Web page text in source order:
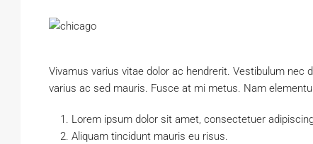
Vivamus varius vitae dolor ac hendrerit. Vestibulum
varius ac sed mauris. Fusce at mi metus. Nam
Lorem ipsum dolor sit amet, consectetuer
Aliquam tincidunt mauris eu risus.